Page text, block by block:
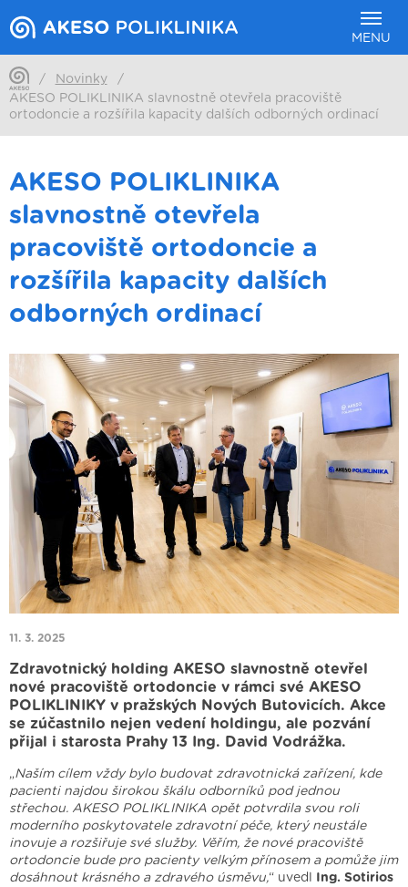
MENU
/ Novinky
/
AKESO POLIKLINIKA slavnostně otevřela pracoviště
ortodoncie a rozšířila kapacity dalších odborných ordinací
AKESO POLIKLINIKA
slavnostně otevřela
pracoviště ortodoncie a
rozšířila kapacity dalších
odborných ordinací
11. 3. 2025
Zdravotnický holding AKESO slavnostně otevřel
nové pracoviště ortodoncie v rámci své AKESO
POLIKLINIKY v pražských Nových Butovicích. Akce
se zúčastnilo nejen vedení holdingu, ale pozvání
přijal i starosta Prahy 13 Ing. David Vodrážka.
„Naším cílem vždy bylo budovat zdravotnická zařízení, kde
pacienti najdou širokou škálu odborníků pod jednou
střechou. AKESO POLIKLINIKA opět potvrdila svou roli
moderního poskytovatele zdravotní péče, který neustále
inovuje a rozšiřuje své služby. Věřím, že nové pracoviště
ortodoncie bude pro pacienty velkým přínosem a pomůže jim
dosáhnout krásného a zdravého úsměvu,“ uvedl
Ing. Sotirios